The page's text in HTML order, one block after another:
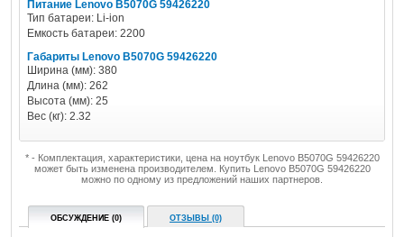
Питание Lenovo B5070G 59426220
Тип батареи: Li-ion
Емкость батареи: 2200
Габариты Lenovo B5070G 59426220
Ширина (мм): 380
Длина (мм): 262
Высота (мм): 25
Вес (кг): 2.32
* - Комплектация, характеристики, цена на ноутбук Lenovo B5070G 59426220
может быть изменена производителем. Купить Lenovo B5070G 59426220
можно по одному из предложений наших партнеров.
ОБСУЖДЕНИЕ (0) ОТЗЫВЫ (0)